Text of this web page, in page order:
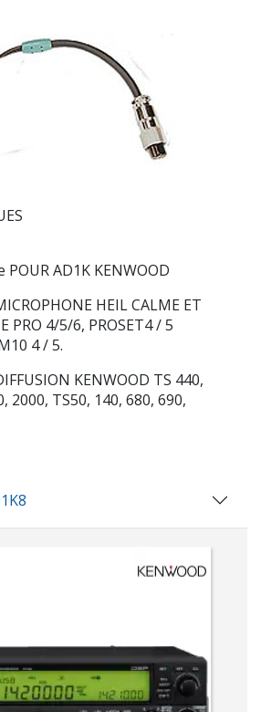
POUR AD1K KENWOOD
HEIL CALME ET
PRO 4/5/6, PROSET4 / 5
4 / 5.
KENWOOD TS 440,
2000, TS50, 140, 680, 690,